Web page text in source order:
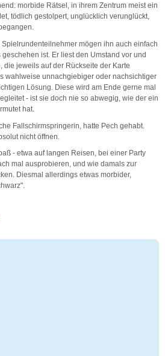
morbide Rätsel, in ihrem Zentrum meist ein
tödlich gestolpert, unglücklich verunglückt,
mögen ihn auch einfach
ist. Er liest den Umstand vor und
die jeweils auf der Rückseite der Karte
wahlweise unnachgiebiger oder nachsichtiger
Lösung. Diese wird am Ende gerne mal
- ist sie doch nie so abwegig, wie der ein
hat.
Fallschirmspringerin, hatte Pech gehabt.
nicht öffnen.
- etwa auf langen Reisen, bei einer Party
mal ausprobieren, und wie damals zur
Diesmal allerdings etwas morbider,